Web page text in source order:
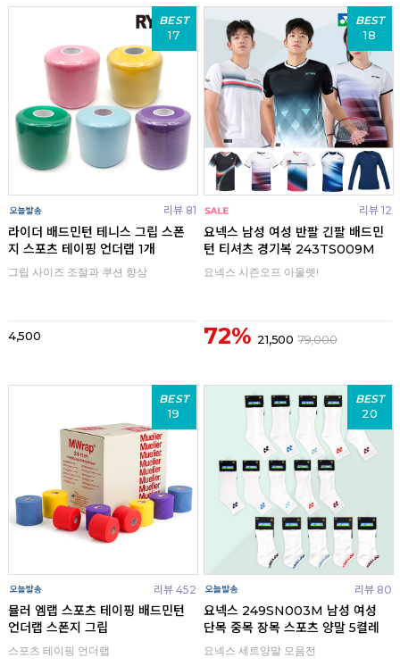
BEST
17
리뷰 81
라이더 배드민턴 테니스 그립 스폰
지 스포츠 테이핑 언더랩 1개
그립 사이즈 조절과 쿠션 향상
4,500
BEST
18
리뷰 12
요넥스 남성 여성 반팔 긴팔 배드민
턴 티셔츠 경기복 243TS009M
요넥스 시즌오프 아울렛!
72% 21,500 79,000
BEST
19
리뷰 452
뮬러 엠랩 스포츠 테이핑 배드민턴
언더랩 스폰지 그립
스포츠 테이핑 언더랩
BEST
20
리뷰 80
요넥스 249SN003M 남성 여성
단목 중목 장목 스포츠 양말 5켤레
요넥스 세트양말 모음전